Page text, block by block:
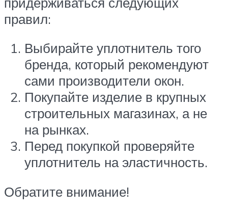
правил:
Выбирайте уплотнитель того
бренда, который рекомендуют
сами производители окон.
Покупайте изделие в крупных
строительных магазинах, а не
на рынках.
Перед покупкой проверяйте
уплотнитель на эластичность.
Обратите внимание!